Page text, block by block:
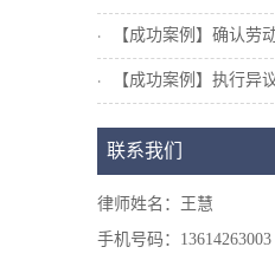
【成功案例】确认劳
【成功案例】执行异
联系我们
律师姓名：王慧
手机号码：13614263003